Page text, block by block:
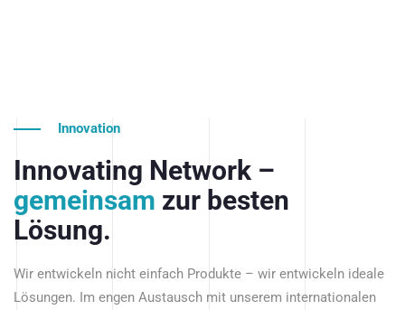
Innovation
Innovating Network –
gemeinsam zur besten
Lösung.
Wir entwickeln nicht einfach Produkte – wir entwickeln ideale
Lösungen. Im engen Austausch mit unserem internationalen